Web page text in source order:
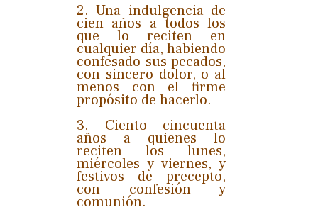
2. Una indulgencia de
cien años a todos los
que lo reciten en
cualquier día, habiendo
confesado sus pecados,
con sincero dolor, o al
menos con el firme
propósito de hacerlo.
3. Ciento cincuenta
años a quienes lo
reciten los lunes,
miércoles y viernes, y
festivos de precepto,
con confesión y
comunión.